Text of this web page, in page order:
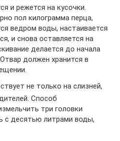
и режется на кусочки.
пол килограмма перца,
ведром воды, настаивается
и снова оставляется на
делается до начала
должен хранится в
не только на слизней,
Способ
три головки
с десятью литрами воды,